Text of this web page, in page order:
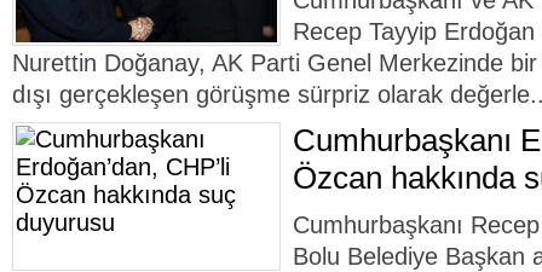
Recep Tayyip
Nurettin Doğanay, AK Parti Genel Merkezinde
dışı gerçekleşen görüşme sürpriz olarak
Cumhurbaşkanı
Özcan hakkında
Cumhurbaşkanı
Bolu Belediye Başkan